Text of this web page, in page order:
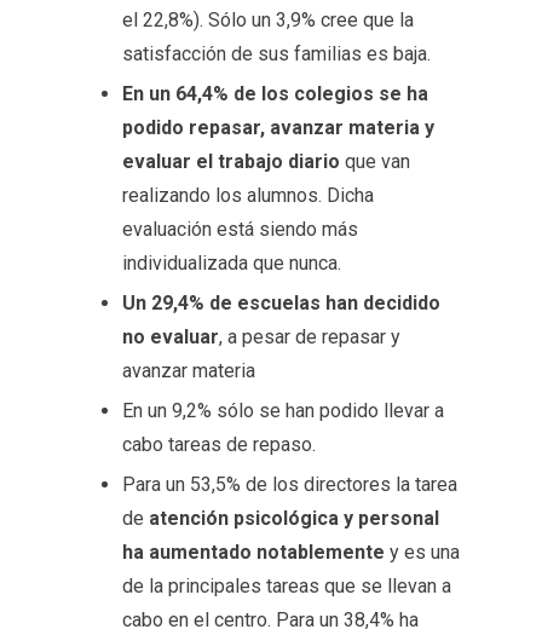
el 22,8%). Sólo un 3,9% cree que la
satisfacción de sus familias es baja.
En un 64,4% de los colegios se ha
podido repasar, avanzar materia y
evaluar el trabajo diario que van
realizando los alumnos. Dicha
evaluación está siendo más
individualizada que nunca.
Un 29,4% de escuelas han decidido
no evaluar, a pesar de repasar y
avanzar materia
En un 9,2% sólo se han podido llevar a
cabo tareas de repaso.
Para un 53,5% de los directores la tarea
de atención psicológica y personal
ha aumentado notablemente y es una
de la principales tareas que se llevan a
cabo en el centro. Para un 38,4% ha